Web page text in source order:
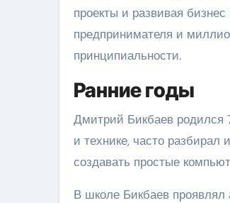
проекты и развивая
предпринимателя и
принципиальности.
Ранние годы
Дмитрий Бикбаев родился
и технике, часто
создавать простые
В школе Бикбаев проявлял